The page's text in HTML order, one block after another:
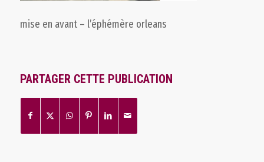
mise en avant – l’éphémère orleans
PARTAGER CETTE PUBLICATION